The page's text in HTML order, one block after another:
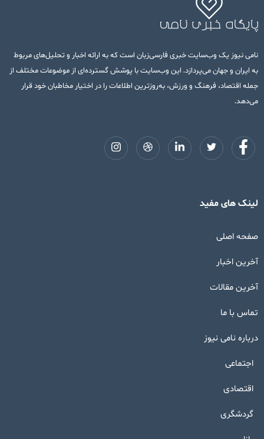
نامی نیوز یک وب‌سایت خبری فارسی‌زبان است که به ارائه اخبار و تحلیل‌های مربوط
به ایران و جهان می‌پردازد. این وب‌سایت با پوشش گسترده‌ای از موضوعات مختلف از
جمله اقتصاد، فرهنگ و ورزش، به‌روزترین اطلاعات را در اختیار مخاطبان خود قرار
می‌دهد.
لینک های مفید
صفحه اصلی
آخرین اخبار
آخرین مقالات
تماس با ما
درباره نامی نیوز
اجتماعی
اقتصادی
گردشگری